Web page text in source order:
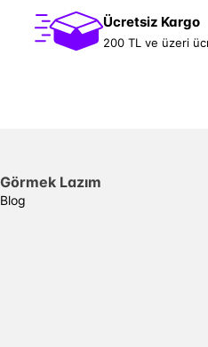
Ücretsiz Kargo
200 TL ve üzeri
Görmek Lazım
Blog